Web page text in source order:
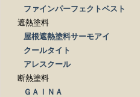
ファインパーフェクトベスト
遮熱塗料
屋根遮熱塗料サーモアイ
クールタイト
アレスクール
断熱塗料
ＧＡＩＮＡ